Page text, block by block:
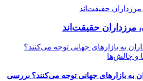
مرزداران حقیقت‌اند
به بازارهای جهانی توجه می‌کنند؟ بررسی